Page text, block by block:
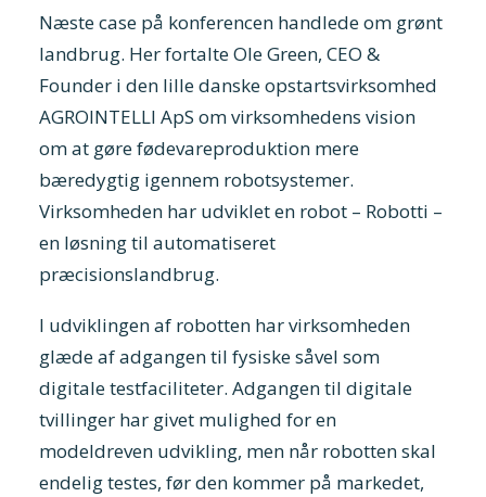
Næste case på konferencen handlede om grønt
landbrug. Her fortalte Ole Green, CEO &
Founder i den lille danske opstartsvirksomhed
AGROINTELLI ApS om virksomhedens vision
om at gøre fødevareproduktion mere
bæredygtig igennem robotsystemer.
Virksomheden har udviklet en robot – Robotti –
en løsning til automatiseret
præcisionslandbrug.
I udviklingen af robotten har virksomheden
glæde af adgangen til fysiske såvel som
digitale testfaciliteter. Adgangen til digitale
tvillinger har givet mulighed for en
modeldreven udvikling, men når robotten skal
endelig testes, før den kommer på markedet,